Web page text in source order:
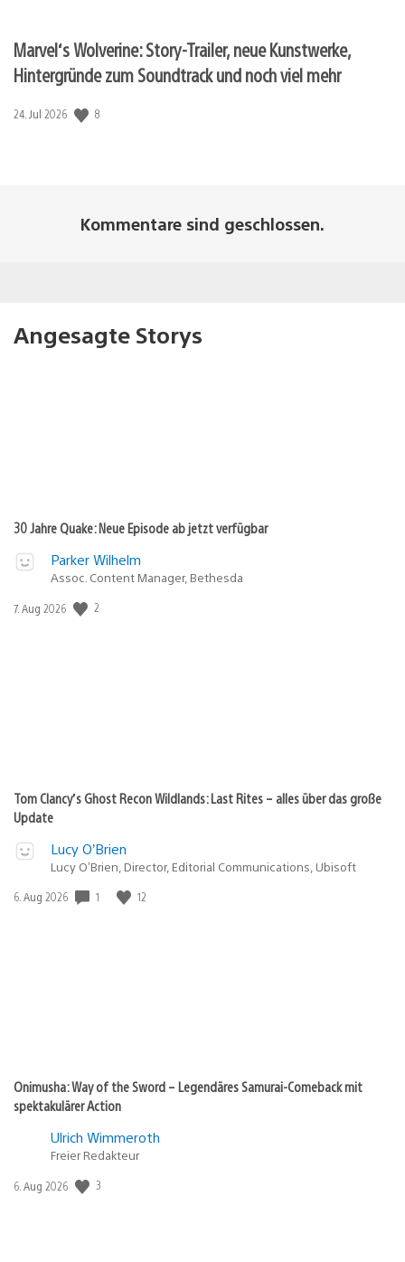
Marvel‘s Wolverine: Story-Trailer, neue Kunstwerke,
Hintergründe zum Soundtrack und noch viel mehr
Veröffentlichungsdatum:
24. Jul 2026 8
Kommentare sind geschlossen.
Angesagte Storys
30 Jahre Quake: Neue Episode ab jetzt verfügbar
Parker Wilhelm
Assoc. Content Manager, Bethesda
Veröffentlichungsdatum:
7. Aug 2026 2
Tom Clancy’s Ghost Recon Wildlands: Last Rites – alles über das große
Update
Lucy O’Brien
Lucy O’Brien, Director, Editorial Communications, Ubisoft
Veröffentlichungsdatum:
6. Aug 2026 1 12
Onimusha: Way of the Sword – Legendäres Samurai-Comeback mit
spektakulärer Action
Ulrich Wimmeroth
Freier Redakteur
Veröffentlichungsdatum:
6. Aug 2026 3